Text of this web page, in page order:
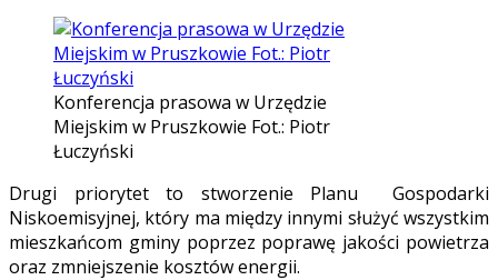
Konferencja prasowa w Urzędzie
Miejskim w Pruszkowie Fot.: Piotr
Łuczyński
Drugi priorytet to stworzenie Planu Gospodarki
Niskoemisyjnej, który ma między innymi służyć wszystkim
mieszkańcom gminy poprzez poprawę jakości powietrza
oraz zmniejszenie kosztów energii.